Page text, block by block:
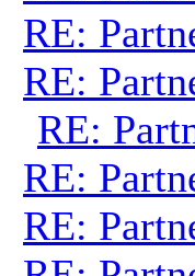
RE:
RE:
RE:
RE:
RE: